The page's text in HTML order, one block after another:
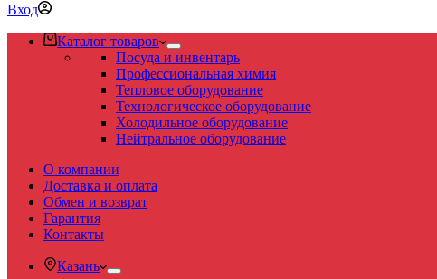
Вход
Каталог товаров
Посуда и инвентарь
Профессиональная химия
Тепловое оборудование
Технологическое оборудование
Холодильное оборудование
Нейтральное оборудование
О компании
Доставка и оплата
Обмен и возврат
Гарантия
Контакты
Казань